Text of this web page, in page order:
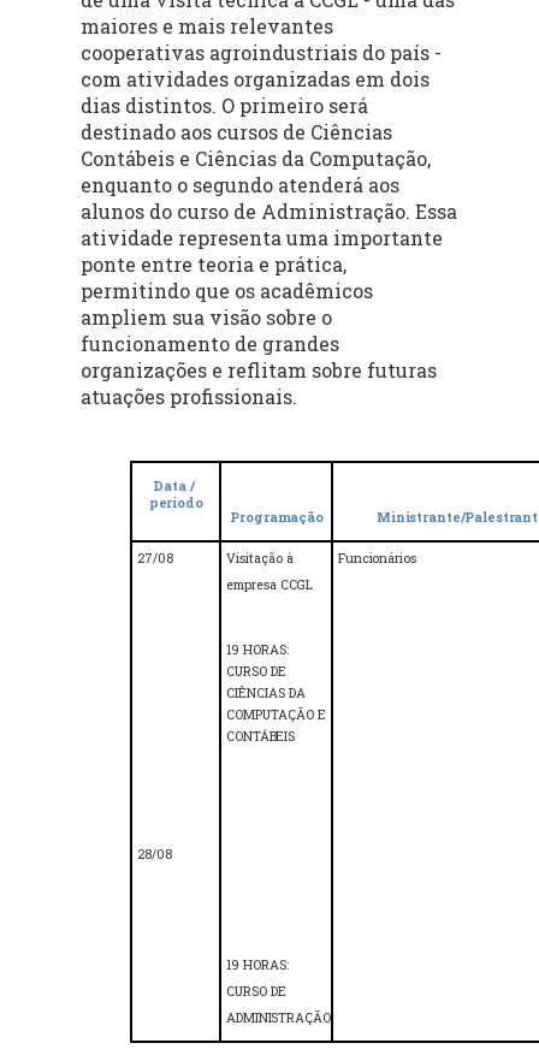
maiores e mais relevantes
cooperativas agroindustriais do país -
com atividades organizadas em dois
dias distintos. O primeiro será
destinado aos cursos de Ciências
Contábeis e Ciências da Computação,
enquanto o segundo atenderá aos
alunos do curso de Administração. Essa
atividade representa uma importante
ponte entre teoria e prática,
permitindo que os acadêmicos
ampliem sua visão sobre o
funcionamento de grandes
organizações e reflitam sobre futuras
atuações profissionais.
Data /
período
Programação
Ministrante/
27/08
28/08
Visitação à
empresa CCGL
19 HORAS:
CURSO DE
CIÊNCIAS DA
COMPUTAÇÃO E
CONTÁBEIS
19 HORAS:
CURSO DE
ADMINISTRAÇÃO
Funcionários